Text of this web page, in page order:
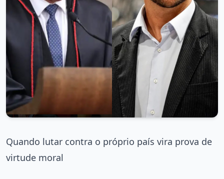
Quando lutar contra o próprio país vira prova de
virtude moral